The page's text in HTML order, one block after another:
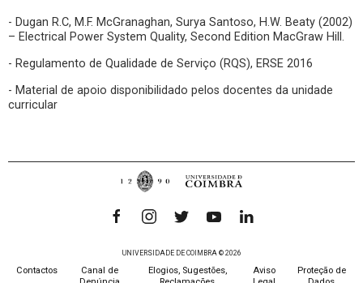
- Dugan R.C, M.F. McGranaghan, Surya Santoso, H.W. Beaty (2002)
– Electrical Power System Quality, Second Edition MacGraw Hill.
- Regulamento de Qualidade de Serviço (RQS), ERSE 2016
- Material de apoio disponibilidado pelos docentes da unidade
curricular
UNIVERSIDADE DE COIMBRA © 2026
Contactos
Canal de
Elogios, Sugestões,
Aviso
Proteção de